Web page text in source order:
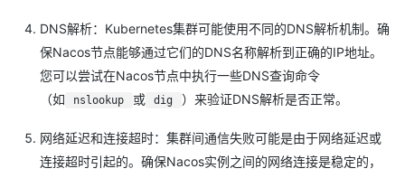
DNS解析：Kubernetes集群可能使用不同的DNS解析机制。确
保Nacos节点能够通过它们的DNS名称解析到正确的IP地址。
您可以尝试在Nacos节点中执行一些DNS查询命令
（如
nslookup 或 dig ）来验证DNS解析是否正常。
网络延迟和连接超时：集群间通信失败可能是由于网络延迟或
连接超时引起的。确保Nacos实例之间的网络连接是稳定的，